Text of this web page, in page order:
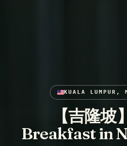
KUALA LUMPUR,
【吉隆坡
Breakfast in